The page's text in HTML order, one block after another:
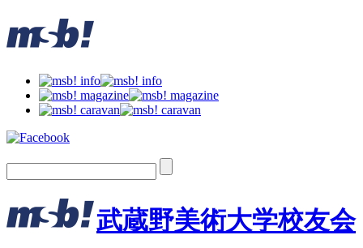
武蔵野美術大学校友会